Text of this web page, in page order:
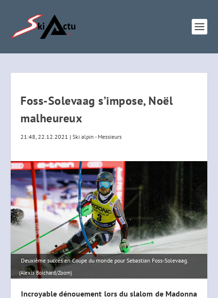
Foss-Solevaag s’impose, Noël
malheureux
21:48, 22.12.2021 |Ski alpin - Messieurs
Deuxième succès en Coupe du monde pour Sebastian Foss-Solevaag.
(Alexis Boichard/Zoom)
Incroyable dénouement lors du slalom de Madonna